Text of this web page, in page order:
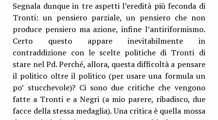
Segnala dunque in tre aspetti l’eredità più feconda di
Tronti: un pensiero parziale, un pensiero che non
produce pensiero ma azione, infine l’antiriformismo.
Certo questo appare inevitabilmente in
contraddizione con le scelte politiche di Tronti di
stare nel Pd. Perché, allora, questa difficoltà a pensare
il politico oltre il politico (per usare una formula un
po’ stucchevole)? Ci sono due critiche che vengono
fatte a Tronti e a Negri (a mio parere, ribadisco, due
facce della stessa medaglia). Una critica è quella mossa